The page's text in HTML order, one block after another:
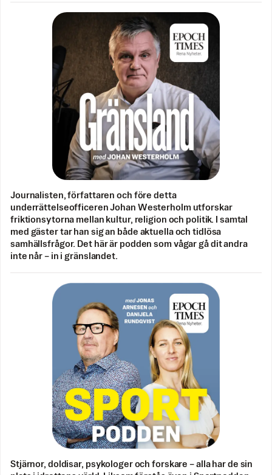
Journalisten, författaren och före detta
underrättelseofficeren Johan Westerholm utforskar
friktionsytorna mellan kultur, religion och politik. I samtal
med gäster tar han sig an både aktuella och tidlösa
samhällsfrågor. Det här är podden som vågar gå dit andra
inte når – in i gränslandet.
Stjärnor, doldisar, psykologer och forskare – alla har de sin